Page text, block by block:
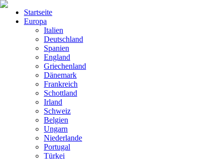
Startseite
Europa
Italien
Deutschland
Spanien
England
Griechenland
Dänemark
Frankreich
Schottland
Irland
Schweiz
Belgien
Ungarn
Niederlande
Portugal
Türkei